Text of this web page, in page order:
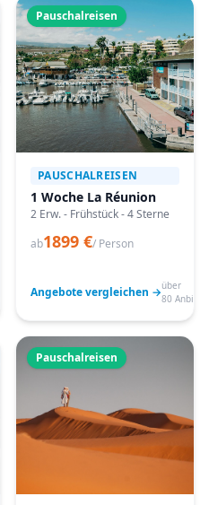
Pauschalreisen
PAUSCHALREISEN
1 Woche La Réunion
2 Erw. - Frühstück - 4 Sterne
ab1899 €/ Person
Angebote vergleichen →über
80
Pauschalreisen